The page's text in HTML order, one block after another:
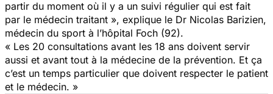
partir du moment où il y a un suivi régulier qui est fait
par le médecin traitant », explique le Dr Nicolas Barizien,
médecin du sport à l’hôpital Foch (92).
« Les 20 consultations avant les 18 ans doivent servir
aussi et avant tout à la médecine de la prévention. Et ça
c’est un temps particulier que doivent respecter le patient
et le médecin. »